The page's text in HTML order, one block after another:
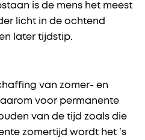
is de mens het meest
licht in de ochtend
later tijdstip.
van zomer- en
voor permanente
van de tijd zoals die
zomertijd wordt het ’s